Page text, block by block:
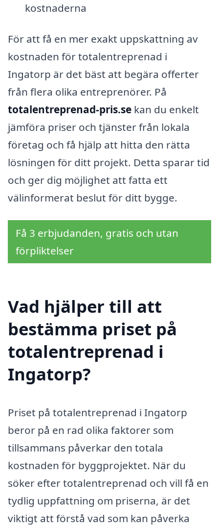
kostnaderna
För att få en mer exakt uppskattning av
kostnaden för totalentreprenad i
Ingatorp är det bäst att begära offerter
från flera olika entreprenörer. På
totalentreprenad-pris.se kan du enkelt
jämföra priser och tjänster från lokala
företag och få hjälp att hitta den rätta
lösningen för ditt projekt. Detta sparar tid
och ger dig möjlighet att fatta ett
välinformerat beslut för ditt bygge.
Få 3 erbjudanden, gratis och utan
förpliktelser
Vad hjälper till att
bestämma priset på
totalentreprenad i
Ingatorp?
Priset på totalentreprenad i Ingatorp
beror på en rad olika faktorer som
tillsammans påverkar den totala
kostnaden för byggprojektet. När du
söker efter totalentreprenad och vill få en
tydlig uppfattning om priserna, är det
viktigt att förstå vad som kan påverka